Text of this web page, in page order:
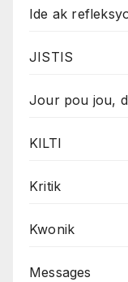
Ide ak
JISTIS
Jour pou jou,
KILTI
Kritik
Kwonik
Messages